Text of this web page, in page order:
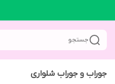
جستجو
جوراب و جوراب شلواری